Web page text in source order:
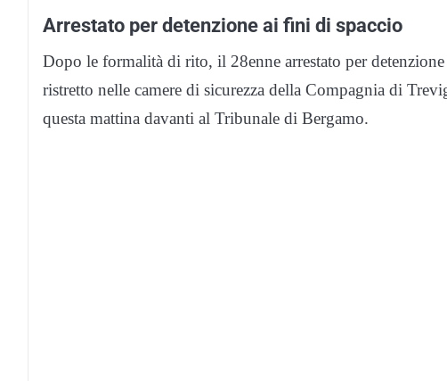
Arrestato per detenzione ai fini di spaccio
Dopo le formalità di rito, il 28enne arrestato per
ristretto nelle camere di sicurezza della Compagnia di
questa mattina davanti al Tribunale di Bergamo.